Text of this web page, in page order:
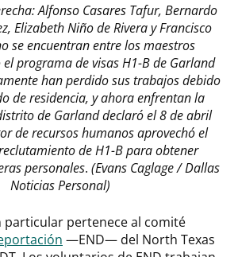
Alfonso Casares Tafur, Bernardo
Elizabeth Niño de Rivera y Francisco
se encuentran entre los maestros
programa de visas H1-B de Garland
han perdido sus trabajos debido
de residencia, y ahora enfrentan la
de Garland declaró el 8 de abril
de recursos humanos aprovechó el
de H1-B para obtener
personales. (Evans Caglage / Dallas
Noticias Personal)
particular pertenece al comité
—END— del North Texas